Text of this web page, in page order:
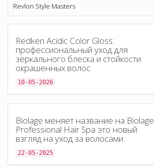
Revlon Style Masters
Redken Acidic Color Gloss:
профессиональный уход для
зеркального блеска и стойкости
окрашенных волос
10-05-2026
Biolage меняет название на Biolage
Professional Hair Spa это новый
взгляд на уход за волосами.
22-05-2025